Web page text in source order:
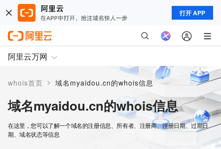
打开 APP
阿里云万网
whois首页 > 域名myaidou.cn的whois信息
域名myaidou.cn的whois信息
在这里，您可以了解一个域名的注册信息、所有者、注册商、注册日期、过期日
期、域名状态等信息